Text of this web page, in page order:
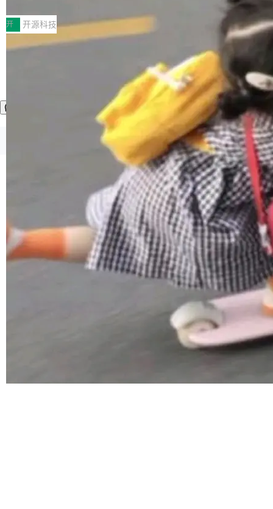
常维护操作，并完整支持 Iceberg V3 格式。
村国家自主创新示范区会议中心开幕。本届大会
由中关村智联软件服务业质量创新联盟主办，以
“智构可信·质创未来——AI原生时代的质量新范
式”为主题，直面AI从实验室走向规模化产业落地
的核心质量命题。会上，《2026智能研发生产力
工具选型手册》发布，Testin云测的Testin XAge
nt智能测试系统入选AI测试领域代表产品。对CI
O而言，这提示了一个转变：AI测试正在从效率
工具升级为企业的质量基础设施。 CIO面对的新
现实 过去两年，CIO们的焦虑清单上多了两项：
一是如何让大模型和智能体应用安全地从PoC走
向生产，二是如何让测试团队跟得上AI应用...
开 开源科技
©OSCHINA(OSChina.NET) 京ICP备2025119063号